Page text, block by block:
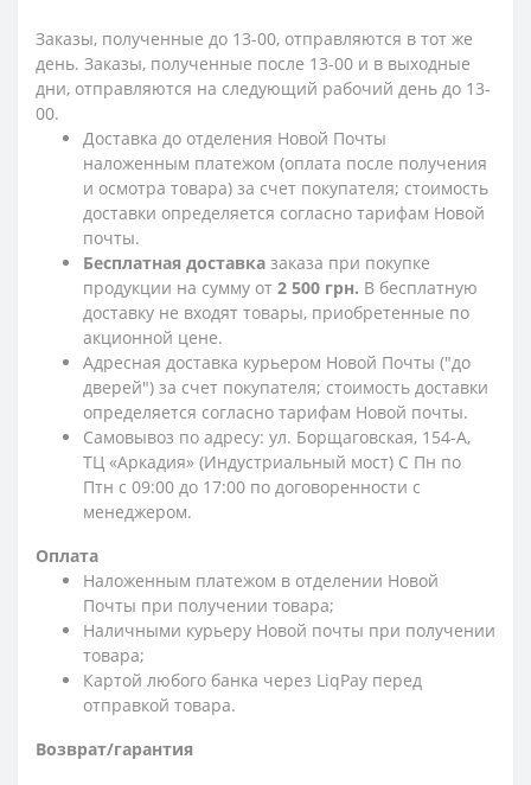
Заказы, полученные до 13-00, отправляются в тот же
день. Заказы, полученные после 13-00 и в выходные
дни, отправляются на следующий рабочий день до 13-
00.
Доставка до отделения Новой Почты
наложенным платежом (оплата после получения
и осмотра товара) за счет покупателя; стоимость
доставки определяется согласно тарифам Новой
почты.
Бесплатная доставка заказа при покупке
продукции на сумму от 2 500 грн. В бесплатную
доставку не входят товары, приобретенные по
акционной цене.
Адресная доставка курьером Новой Почты ("до
дверей") за счет покупателя; стоимость доставки
определяется согласно тарифам Новой почты.
Самовывоз по адресу: ул. Борщаговская, 154-А,
ТЦ «Аркадия» (Индустриальный мост) С Пн по
Птн с 09:00 до 17:00 по договоренности с
менеджером.
Оплата
Наложенным платежом в отделении Новой
Почты при получении товара;
Наличными курьеру Новой почты при получении
товара;
Картой любого банка через LiqPay перед
отправкой товара.
Возврат/гарантия